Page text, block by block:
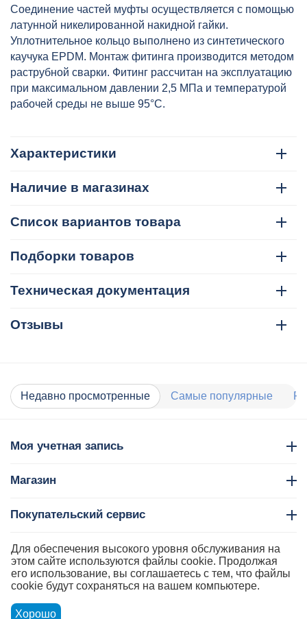
Соединение частей муфты осуществляется с помощью
латунной никелированной накидной гайки.
Уплотнительное кольцо выполнено из синтетического
каучука EPDM. Монтаж фитинга производится методом
раструбной сварки. Фитинг рассчитан на эксплуатацию
при максимальном давлении 2,5 МПа и температурой
рабочей среды не выше 95°C.
Характеристики
Наличие в магазинах
Список вариантов товара
Подборки товаров
Техническая документация
Отзывы
Недавно просмотренные Самые популярные
Моя учетная запись
Магазин
Покупательский сервис
Контакты
Для обеспечения высокого уровня обслуживания на
этом сайте используются файлы cookie. Продолжая
его использование, вы соглашаетесь с тем, что файлы
cookie будут сохраняться на вашем компьютере.
Хорошо